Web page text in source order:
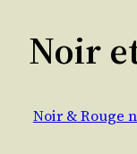
Noir
Noir & Rouge